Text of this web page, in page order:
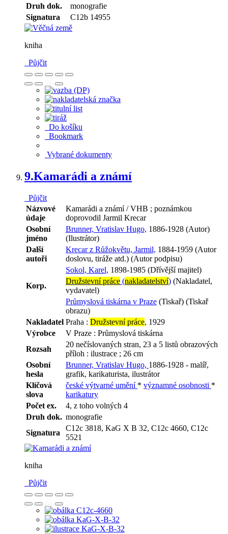
Druh dok.
monografie
Signatura
C12b 14955
kniha
Půjčit
Do košíku
Bookmark
Vybrané dokumenty
9.Kamarádi a známí
Půjčit
Názvové
údaje
Kamarádi a známí / VHB ; poznámkou
doprovodil Jarmil Krecar
Osobní
jméno
Brunner, Vratislav Hugo, 1886-1928 (Autor)
(Ilustrátor)
Další
autoři
Krecar z Růžokvětu, Jarmil, 1884-1959 (Autor
doslovu, tiráže atd.) (Autor podpisu)
Sokol, Karel, 1898-1985 (Dřívější majitel)
Korp.
Družstevní práce (nakladatelství) (Nakladatel,
vydavatel)
Průmyslová tiskárna v Praze (Tiskař) (Tiskař
obrazu)
Nakladatel Praha : Družstevní práce, 1929
Výrobce
V Praze : Průmyslová tiskárna
Rozsah
20 nečíslovaných stran, 23 a 5 listů obrazových
příloh : ilustrace ; 26 cm
Osobní
hesla
Brunner, Vratislav Hugo, 1886-1928 - malíř,
grafik, karikaturista, ilustrátor
Klíčová
slova
české výtvarné umění * významné osobnosti *
karikatury
Počet ex.
4, z toho volných 4
Druh dok. monografie
Signatura
C12c 3818, KaG X B 32, C12c 4660, C12c
5521
kniha
Půjčit